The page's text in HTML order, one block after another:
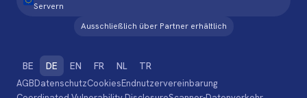
Servern
Ausschließlich über Partner erhältlich
BE DE EN FR NL TR
AGBDatenschutzCookiesEndnutzervereinbarung